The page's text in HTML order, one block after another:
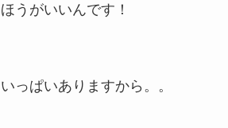
うがいいんです！
っぱいありますから。。